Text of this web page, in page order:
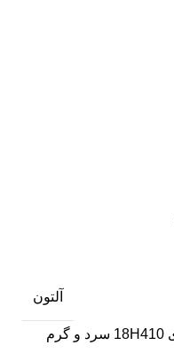
آلتون